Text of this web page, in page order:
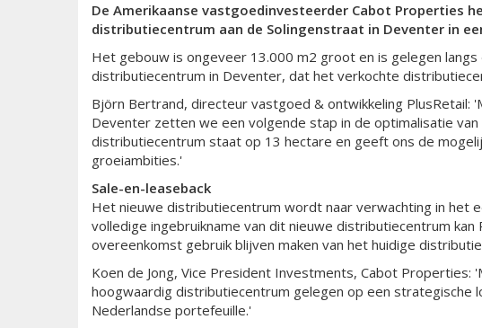
De Amerikaanse vastgoedinvesteerder Cabot Properties
distributiecentrum aan de Solingenstraat in Deventer in
Het gebouw is ongeveer 13.000 m2 groot en is gelegen
distributiecentrum in Deventer, dat het verkochte
Björn Bertrand, directeur vastgoed & ontwikkeling PlusRetail:
Deventer zetten we een volgende stap in de optimalisatie
distributiecentrum staat op 13 hectare en geeft ons de
groeiambities.'
Sale-en-leaseback
Het nieuwe distributiecentrum wordt naar verwachting in het
volledige ingebruikname van dit nieuwe distributiecentrum kan
overeenkomst gebruik blijven maken van het huidige
Koen de Jong, Vice President Investments, Cabot Properties:
hoogwaardig distributiecentrum gelegen op een strategische
Nederlandse portefeuille.'